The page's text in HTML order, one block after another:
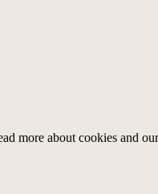
more about cookies and